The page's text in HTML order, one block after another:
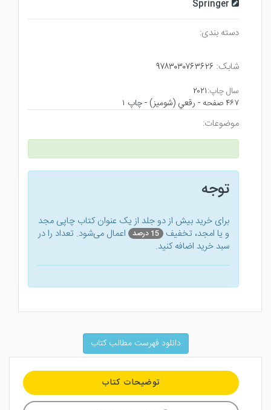
Springer
دسته بندی:
شابک: ۹۷۸۳۰۳۰۷۶۳۶۲۶
سال چاپ:۲۰۲۱
۴۶۷ صفحه - رقعي (شوميز) - چاپ ۱
موضوعات:
توجه
برای خرید بیش از دو جلد از یک عنوان کتاب‌ چاپی مجد
و یا امجد، تخفیف 15 درصد
اعمال می‌شود. تعداد را در
سبد خرید اضافه کنید.
دانلود فهرست مطالب کتاب
توضیحات کتاب